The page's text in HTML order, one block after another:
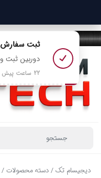
دیجیسام تک/دسته محصولات /
ثبت سفارش